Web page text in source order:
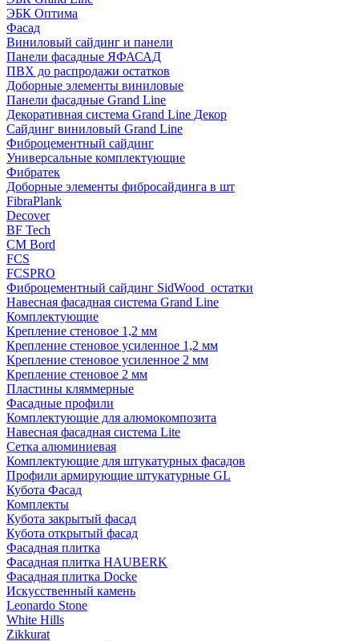
ЭБК Оптима
Фасад
Виниловый сайдинг и панели
Панели фасадные ЯФАСАД
ПВХ до распродажи остатков
Доборные элементы виниловые
Панели фасадные Grand Line
Декоративная система Grand Line Декор
Сайдинг виниловый Grand Line
Фиброцементный сайдинг
Универсальные комплектующие
Фибратек
Доборные элементы фибросайдинга в шт
FibraPlank
Decover
BF Tech
CM Bord
FCS
FCSPRO
Фиброцементный сайдинг SidWood_остатки
Навесная фасадная система Grand Line
Комплектующие
Крепление стеновое 1,2 мм
Крепление стеновое усиленное 1,2 мм
Крепление стеновое усиленное 2 мм
Крепление стеновое 2 мм
Пластины кляммерные
Фасадные профили
Комплектующие для алюмокомпозита
Навесная фасадная система Lite
Сетка алюминиевая
Комплектующие для штукатурных фасадов
Профили армирующие штукатурные GL
Кубота Фасад
Комплекты
Кубота закрытый фасад
Кубота открытый фасад
Фасадная плитка
Фасадная плитка HAUBERK
Фасадная плитка Docke
Искусственный камень
Leonardo Stone
White Hills
Zikkurat